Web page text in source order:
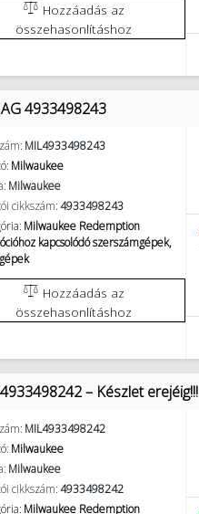
összehasonlításhoz
4933498243
MIL4933498243
Milwaukee
Milwaukee
cikkszám:4933498243
Milwaukee Redemption
kapcsolódó szerszámgépek,
összehasonlításhoz
– Készlet erejéig!!!
MIL4933498242
Milwaukee
Milwaukee
cikkszám:4933498242
Milwaukee Redemption